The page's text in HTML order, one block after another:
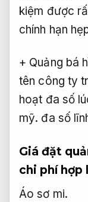
kiệm được
chính hạn
+ Quảng bá
tên công ty
hoạt đa số
mỹ. đa số
Giá đặt
chi phí hợp
Áo sơ mi.